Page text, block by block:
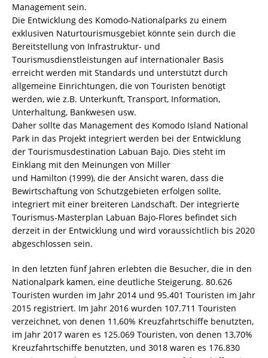
Management sein.
Die Entwicklung des Komodo-Nationalparks zu einem
exklusiven Naturtourismusgebiet könnte sein durch die
Bereitstellung von Infrastruktur- und
Tourismusdienstleistungen auf internationaler Basis
erreicht werden mit Standards und unterstützt durch
allgemeine Einrichtungen, die von Touristen benötigt
werden, wie z.B. Unterkunft, Transport, Information,
Unterhaltung, Bankwesen usw.
Daher sollte das Management des Komodo Island National
Park in das Projekt integriert werden bei der Entwicklung
der Tourismusdestination Labuan Bajo. Dies steht im
Einklang mit den Meinungen von Miller
und Hamilton (1999), die der Ansicht waren, dass die
Bewirtschaftung von Schutzgebieten erfolgen sollte,
integriert mit einer breiteren Landschaft. Der integrierte
Tourismus-Masterplan Labuan Bajo-Flores befindet sich
derzeit in der Entwicklung und wird voraussichtlich bis 2020
abgeschlossen sein.
In den letzten fünf Jahren erlebten die Besucher, die in den
Nationalpark kamen, eine deutliche Steigerung. 80.626
Touristen wurden im Jahr 2014 und 95.401 Touristen im Jahr
2015 registriert. Im Jahr 2016 wurden 107.711 Touristen
verzeichnet, von denen 11,60% Kreuzfahrtschiffe benutzten,
im Jahr 2017 waren es 125.069 Touristen, von denen 13,70%
Kreuzfahrtschiffe benutzten, und 3018 waren es 176.830